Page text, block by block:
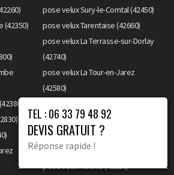
pose velux Sury-le-Comtal (42450)
(42350)
pose velux Tarentaise (42660)
pose velux La Terrasse-sur-Dorlay
(42740)
pose velux La Tour-en-Jarez
(42580)
pose velux Unias (42210)
pose velux Urbise (42310)
pose velux Valeille (42110)
TEL : 06 33 79 48 92
DEVIS GRATUIT ?
Réponse rapide !